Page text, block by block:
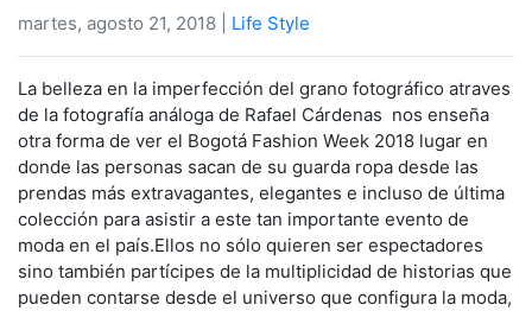
martes, agosto 21, 2018 | Life Style
La belleza en la imperfección del grano fotográfico atraves
de la fotografía análoga de Rafael Cárdenas nos enseña
otra forma de ver el Bogotá Fashion Week 2018 lugar en
donde las personas sacan de su guarda ropa desde las
prendas más extravagantes, elegantes e incluso de última
colección para asistir a este tan importante evento de
moda en el país.Ellos no sólo quieren ser espectadores
sino también partícipes de la multiplicidad de historias que
pueden contarse desde el universo que configura la moda,